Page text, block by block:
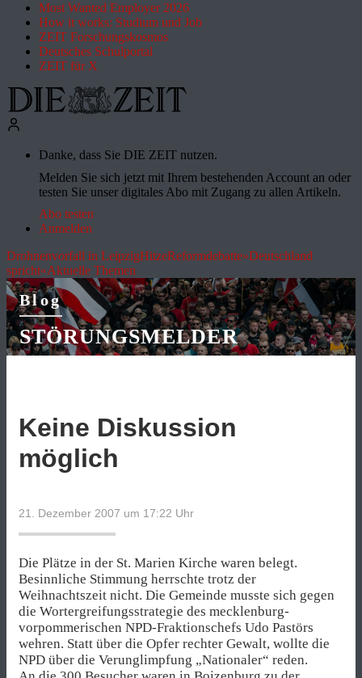
Most Wanted Employer 2026
How it works: Studium und Job
ZEIT Forschungskosmos
Deutsches Schulportal
ZEIT für X
Danke, dass Sie DIE ZEIT nutzen.
Melden Sie sich jetzt mit Ihrem bestehenden Account an oder
testen Sie unser digitales Abo mit Zugang zu allen Artikeln.
Abo testen
Anmelden
Drohnenvorfall in LeipzigHitzeReformdebatte»Deutschland
spricht«Aktuelle Themen
Blog
STÖRUNGSMELDER
Keine Diskussion
möglich
21. Dezember 2007 um 17:22 Uhr
Die Plätze in der St. Marien Kirche waren belegt.
Besinnliche Stimmung herrschte trotz der
Weihnachtszeit nicht. Die Gemeinde musste sich gegen
die Wortergreifungsstrategie des mecklenburg-
vorpommerischen NPD-Fraktionschefs Udo Pastörs
wehren. Statt über die Opfer rechter Gewalt, wollte die
NPD über die Verunglimpfung „Nationaler“ reden.